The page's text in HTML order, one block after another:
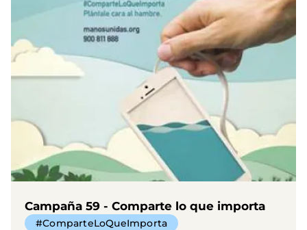
Campaña 59 - Comparte lo que importa
#ComparteLoQueImporta